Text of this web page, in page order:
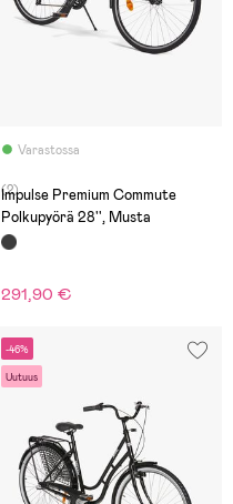
Varastossa
(2)
Impulse Premium Commute
Polkupyörä 28'', Musta
291,90 €
-46%
Uutuus